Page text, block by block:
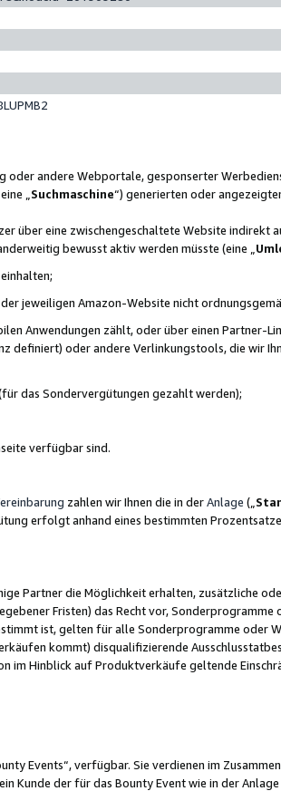
oder andere Webportale, gesponserter
„ Suchmaschine“) generierten oder
über eine zwischengeschaltete Website indirekt
bewusst aktiv werden müsste (eine „
jeweiligen Amazon-Website nicht
Anwendungen zählt, oder über einen Partner-
definiert) oder andere Verlinkungstools, die wir
das Sondervergütungen gezahlt werden);
verfügbar sind.
zahlen wir Ihnen die in derAnlage („
erfolgt anhand eines bestimmten
Partner die Möglichkeit erhalten, zusätzliche
Fristen) das Recht vor, Sonderprogramme
ist, gelten für alle Sonderprogramme oder
kommt) disqualifizierende
im Hinblick auf Produktverkäufe geltende
Events“, verfügbar. Sie verdienen im
Kunde der für das Bounty Event wie in der